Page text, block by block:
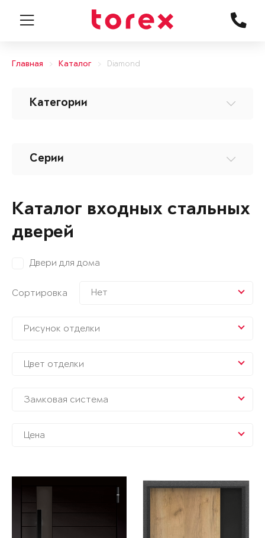
Главная Каталог Diamond
Категории
Серии
Каталог входных стальных
дверей
Двери для дома
Сортировка Нет
Рисунок отделки
Цвет отделки
Замковая система
Цена